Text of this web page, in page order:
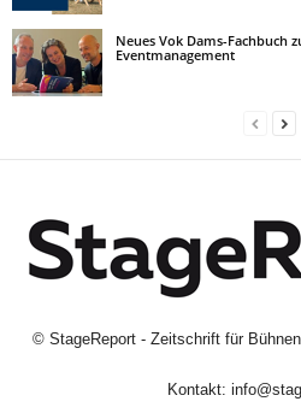
Neues Vok Dams-Fachbuch
Eventmanagement
© StageReport - Zeitschrift für
Kontakt: